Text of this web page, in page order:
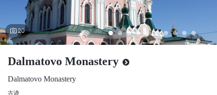
 20
Dalmatovo Monastery
Dalmatovo Monastery
古迹